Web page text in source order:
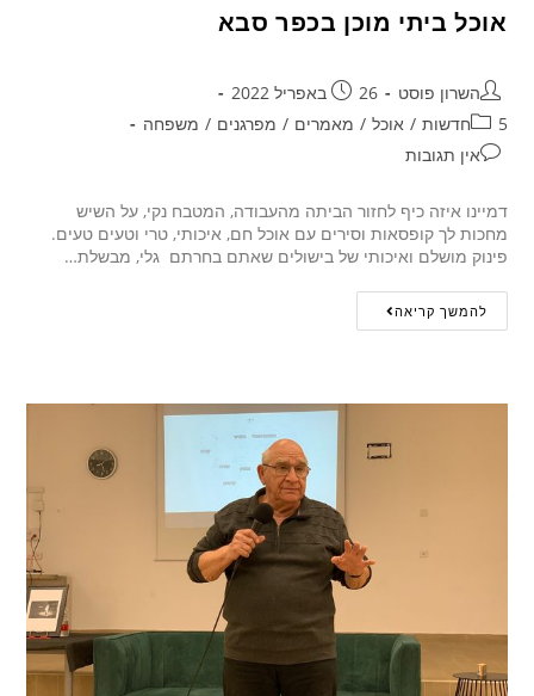
אוכל ביתי מוכן בכפר סבא
השרון פוסט
26 באפריל 2022
5חדשות
/ אוכל / מאמרים / מפרגנים / משפחה
אין תגובות
דמיינו איזה כיף לחזור הביתה מהעבודה, המטבח נקי, על השיש
מחכות לך קופסאות וסירים עם אוכל חם, איכותי, טרי וטעים טעים.
פינוק מושלם ואיכותי של בישולים שאתם בחרתם גלי, מבשלת…
להמשך קריאה